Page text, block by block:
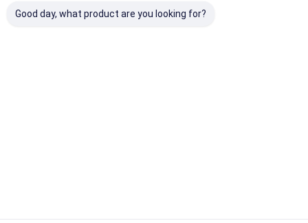
Reserved.
Good day, what product are you looking for?